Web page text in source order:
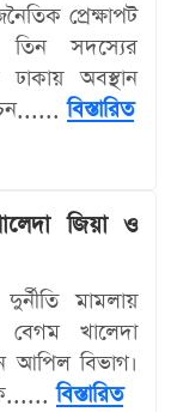
প্রেক্ষাপট
তিন সদস্যের
ঢাকায় অবস্থান
বিস্তারিত
জিয়া ও
মামলায়
বেগম খালেদা
আপিল বিভাগ।
বিস্তারিত